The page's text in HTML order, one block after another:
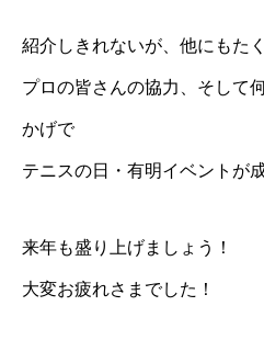
紹介しきれないが、他にもた
プロの皆さんの協力、そして
かげで
テニスの日・有明イベントが
来年も盛り上げましょう！
大変お疲れさまでした！